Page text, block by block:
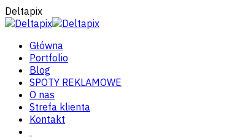
Deltapix
Główna
Portfolio
Blog
SPOTY REKLAMOWE
O nas
Strefa klienta
Kontakt